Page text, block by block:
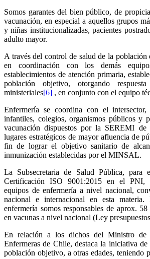
Somos garantes del bien público, de
vacunación, en especial a aquellos grupos
y niñas institucionalizadas, pacientes
adulto mayor.
A través del control de salud de la
en coordinación con los demás
establecimientos de atención primaria,
población objetivo, otorgando
ministeriales[6] , en conjunto con el equipo
Enfermería se coordina con el
infantiles, colegios, organismos públicos y
vacunación dispuestos por la SEREMI
lugares estratégicos de mayor afluencia de
fin de lograr el objetivo sanitario de
inmunización establecidas por el MINSAL.
La Subsecretaria de Salud Pública,
Certificación ISO 9001:2015 en el PNI,
equipos de enfermería a nivel nacional,
nacional e internacional en esta materia.
enfermería somos responsables de aprox.
en vacunas a nivel nacional (Ley
En relación a los dichos del Ministro
Enfermeras de Chile, destaca la iniciativa de
población objetivo, a otras edades, teniendo